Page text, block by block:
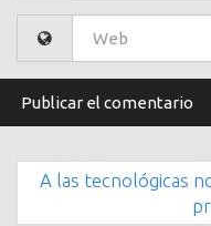
A las tecnológicas